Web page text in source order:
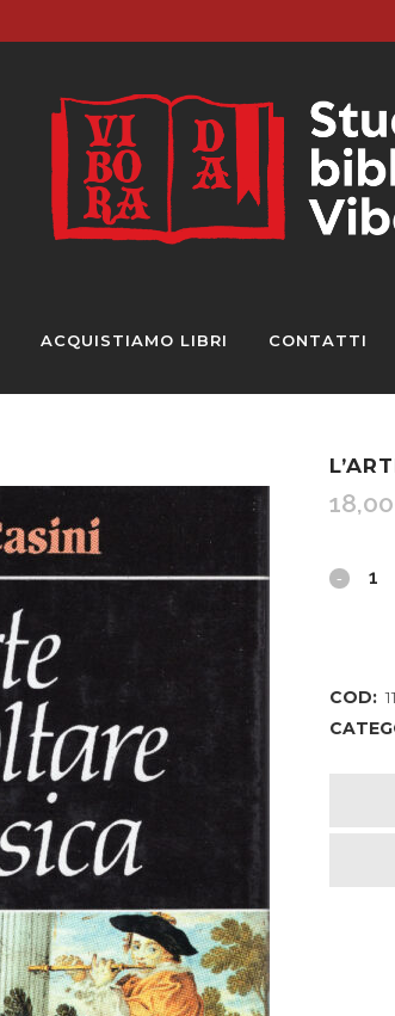
ACQUISTIAMO LIBRI CONTATTI
18,00
L'arte
la
COD: